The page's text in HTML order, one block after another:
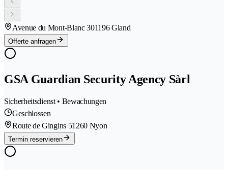
Avenue du Mont-Blanc 301196 Gland
Offerte anfragen
GSA Guardian Security Agency Sàrl
Sicherheitsdienst • Bewachungen
Geschlossen
Route de Gingins 51260 Nyon
Termin reservieren